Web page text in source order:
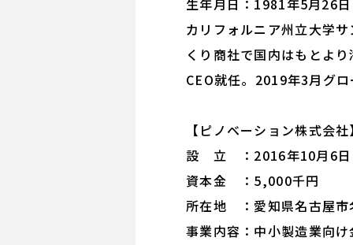
生年月日：1981年5月26
カリフォルニア州立大学
くり商社で国内はもとよ
CEO就任。2019年3月グ
【ピノベーション株式会
設 立 ：2016年10月6日
資本金 ：5,000千円
所在地 ：愛知県名古屋
事業内容：中小製造業向